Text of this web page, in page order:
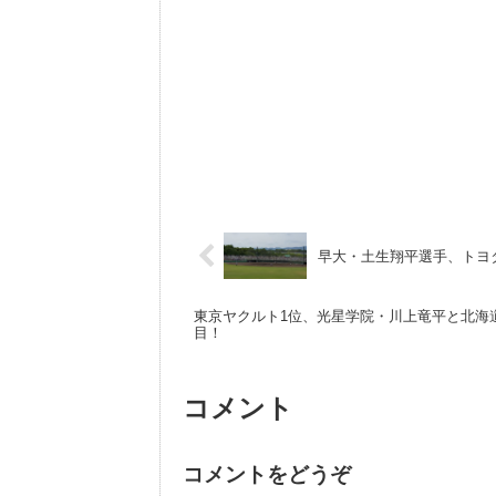
早大・土生翔平選手、ト
東京ヤクルト1位、光星学院・川上竜平と北
目！
コメント
コメントをどうぞ